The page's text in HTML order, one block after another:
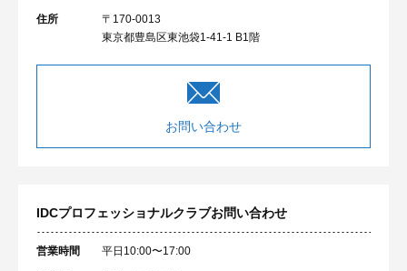
住所
〒170-0013
東京都豊島区東池袋1-41-1 B1階
お問い合わせ
IDCプロフェッショナルクラブお問い合わせ
営業時間 平日10:00〜17:00